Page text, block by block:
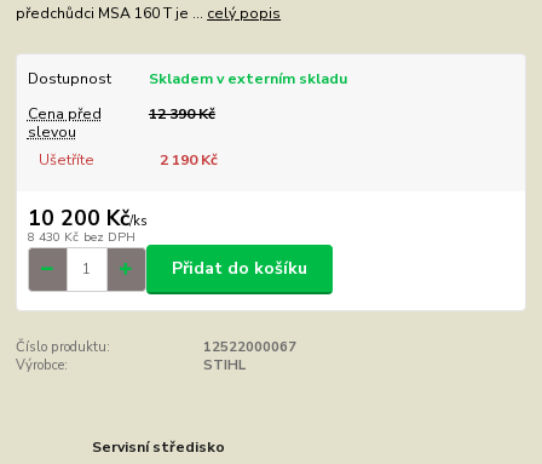
předchůdci MSA 160 T je ... celý popis
Dostupnost
Skladem v externím skladu
Cena před
slevou
12 390 Kč
Ušetříte 2 190 Kč
10 200 Kč/ks
8 430 Kč bez DPH
Přidat do košíku
Číslo produktu:
12522000067
Výrobce:
STIHL
Servisní středisko